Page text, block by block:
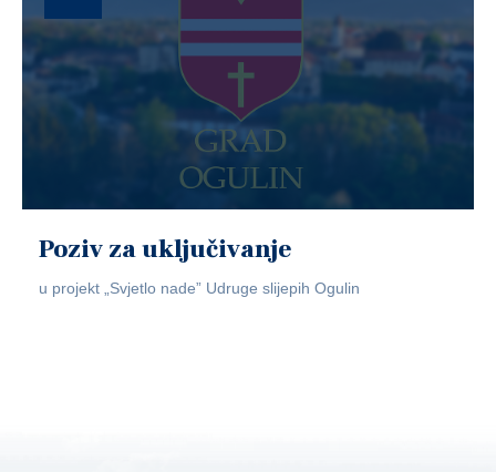
Poziv za uključivanje
u projekt „Svjetlo nade” Udruge slijepih Ogulin